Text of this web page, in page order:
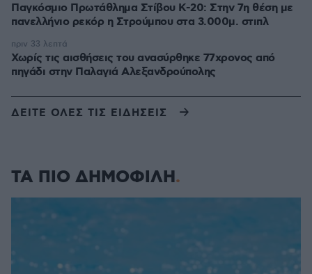
Παγκόσμιο Πρωτάθλημα Στίβου Κ-20: Στην 7η θέση με
πανελλήνιο ρεκόρ η Στρούμπου στα 3.000μ. στιπλ
Χωρίς τις αισθήσεις του ανασύρθηκε 77χρονος από
πηγάδι στην Παλαγιά Αλεξανδρούπολης
πριν 33 λεπτά
ΔΕΙΤΕ ΟΛΕΣ ΤΙΣ ΕΙΔΗΣΕΙΣ
ΤΑ ΠΙΟ ΔΗΜΟΦΙΛΗ